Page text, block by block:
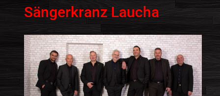
Sängerkranz Laucha